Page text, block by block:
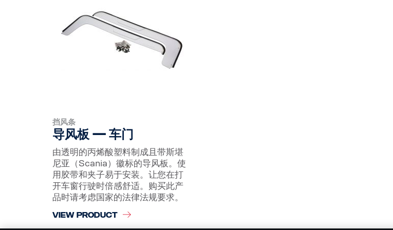
挡风条
导风板 — 车门
由透明的丙烯酸塑料制成且带斯堪
尼亚（Scania）徽标的导风板。使
用胶带和夹子易于安装。让您在打
开车窗行驶时倍感舒适。购买此产
品时请考虑国家的法律法规要求。
VIEW PRODUCT